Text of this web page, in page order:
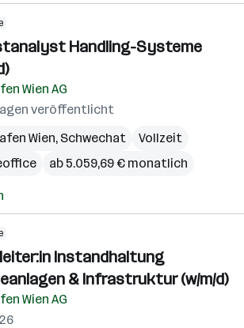
Handling-Systeme
Wien AG
veröffentlicht
Wien, Schwechat
Vollzeit
ab 5.059,69 € monatlich
Instandhaltung
& Infrastruktur (w/m/d)
Wien AG